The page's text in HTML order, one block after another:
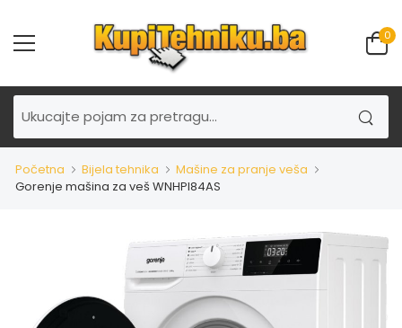
0
Početna Bijela tehnika
Mašine za pranje veša
Gorenje mašina za veš WNHPI84AS